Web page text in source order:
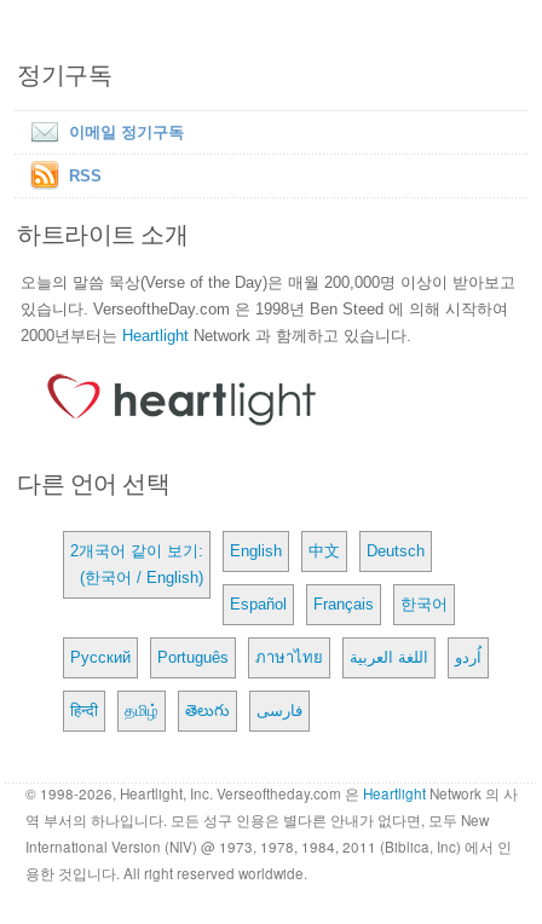
정기구독
이메일 정기구독
RSS
하트라이트 소개
오늘의 말씀 묵상(Verse of the Day)은 매월 200,000명 이상이 받아보고
있습니다. VerseoftheDay.com 은 1998년 Ben Steed 에 의해 시작하여
2000년부터는 Heartlight Network 과 함께하고 있습니다.
다른 언어 선택
2개국어 같이 보기:
(한국어 / English)
English 中文 Deutsch
Español Français 한국어
Русский Português ภาษาไทย اللغة العربية اُردو
हिन्दी தமிழ் తెలుగు فارسی
© 1998-2026, Heartlight, Inc. Verseoftheday.com 은 Heartlight Network 의 사
역 부서의 하나입니다. 모든 성구 인용은 별다른 안내가 없다면, 모두 New
International Version (NIV) @ 1973, 1978, 1984, 2011 (Biblica, Inc) 에서 인
용한 것입니다. All right reserved worldwide.